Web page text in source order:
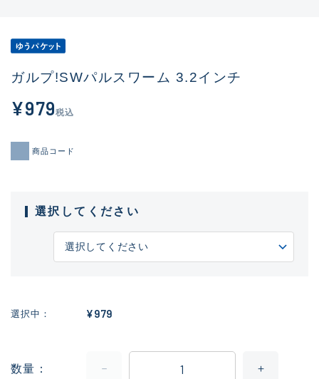
ガルプ!SWパルスワーム 3.2インチ
¥979税込
商品コード
選択してください
選択中 ¥979
数量